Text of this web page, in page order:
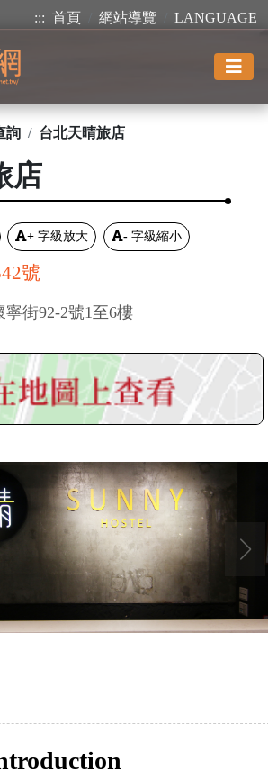
::: 首頁 網站導覽 LANGUAGE
詢 台北天晴旅店
店
+ 字級放大 - 字級縮小
號
街92-2號1至6樓